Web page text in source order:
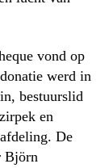
vond op
werd in
bestuurslid
en
De
Björn